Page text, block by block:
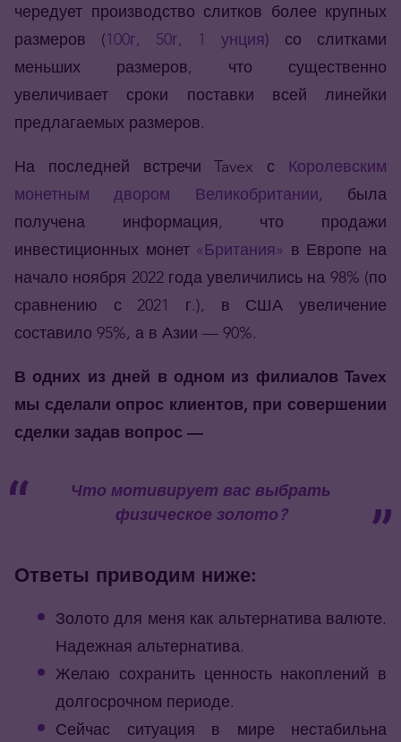
чередует производство слитков более крупных
размеров (100г, 50г, 1 унция) со слитками
меньших размеров, что существенно
увеличивает сроки поставки всей линейки
предлагаемых размеров.
На последней встречи Tavex с Королевским
монетным двором Великобритании, была
получена информация, что продажи
инвестиционных монет «Британия» в Европе на
начало ноября 2022 года увеличились на 98% (по
сравнению с 2021 г.), в США увеличение
составило 95%, а в Азии — 90%.
В одних из дней в одном из филиалов Tavex
мы сделали опрос клиентов, при совершении
сделки задав вопрос —
Что мотивирует вас выбрать
физическое золото?
Ответы приводим ниже:
Золото для меня как альтернатива валюте.
Надежная альтернатива.
Желаю сохранить ценность накоплений в
долгосрочном периоде.
Сейчас ситуация в мире нестабильна